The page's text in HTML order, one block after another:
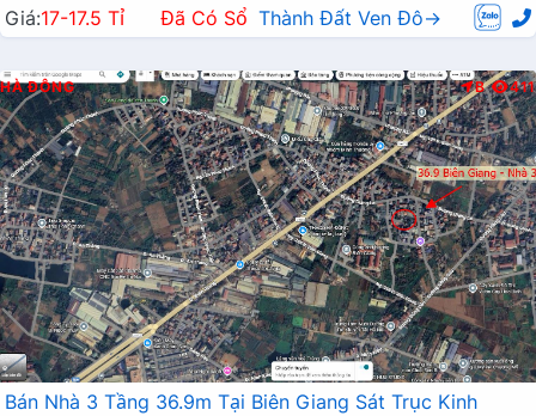
Giá:17-17.5 Tỉ Đã Có Sổ Thành Đất Ven Đô→
HÀ ĐÔNG B 411
Bán Nhà 3 Tầng 36.9m Tại Biên Giang Sát Trục Kinh